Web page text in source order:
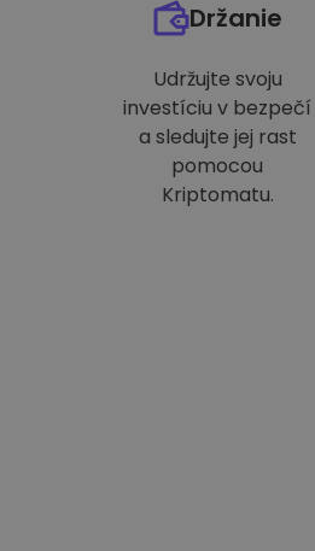
Držanie
Udržujte svoju
investíciu v bezpečí
a sledujte jej rast
pomocou
Kriptomatu.